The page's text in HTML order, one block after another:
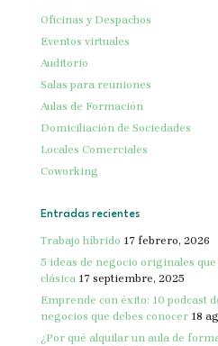
Oficinas y Despachos
Eventos virtuales
Auditorio
Salas para reuniones
Aulas de Formación
Domiciliación de Sociedades
Locales Comerciales
Coworking
Entradas recientes
Trabajo híbrido 17 febrero, 2026
5 ideas de negocio originales
clásica 17 septiembre, 2025
Emprende con éxito: 10 podcast
negocios que debes conocer 18
¿Por qué alquilar un aula de